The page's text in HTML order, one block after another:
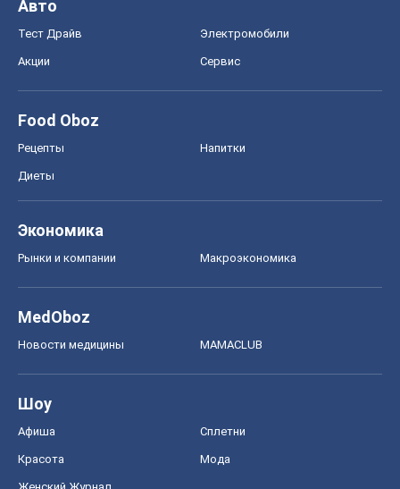
Авто
Тест Драйв Электромобили
Акции Сервис
Food Oboz
Рецепты Напитки
Диеты
Экономика
Рынки и компании Mакроэкономика
MedOboz
Новости медицины MAMACLUB
Шоу
Афиша Сплетни
Красота Мода